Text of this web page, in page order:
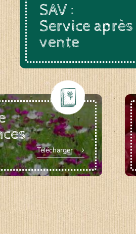
SAV :
Service après
vente
Télécharger